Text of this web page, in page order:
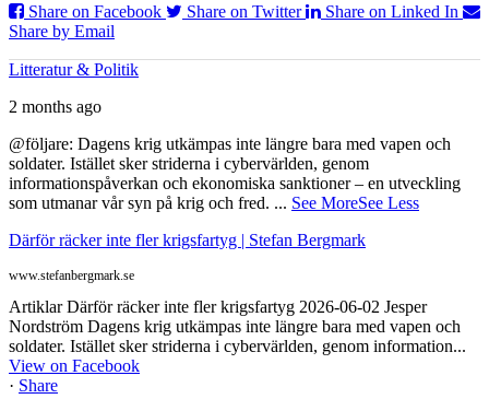
Share on Facebook
Share on Twitter
Share on Linked In
Share by Email
Litteratur & Politik
2 months ago
@följare: Dagens krig utkämpas inte längre bara med vapen och
soldater. Istället sker striderna i cybervärlden, genom
informationspåverkan och ekonomiska sanktioner – en utveckling
som utmanar vår syn på krig och fred. ... See MoreSee Less
Därför räcker inte fler krigsfartyg | Stefan Bergmark
www.stefanbergmark.se
Artiklar Därför räcker inte fler krigsfartyg 2026-06-02 Jesper
Nordström Dagens krig utkämpas inte längre bara med vapen och
soldater. Istället sker striderna i cybervärlden, genom information...
View on Facebook
· Share